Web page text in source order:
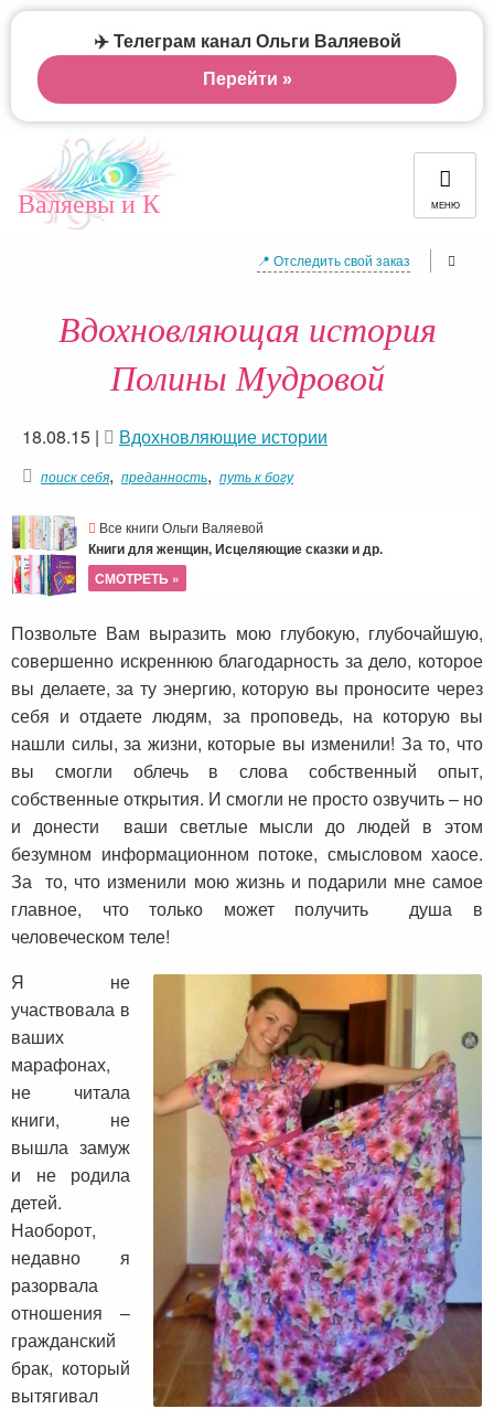
Валяевы и К МЕНЮ
📍 Отследить свой заказ
Вдохновляющая история
Полины Мудровой
18.08.15 | Вдохновляющие истории
поиск себя, преданность, путь к богу
Все книги Ольги Валяевой
Книги для женщин, Исцеляющие сказки и др.
СМОТРЕТЬ »
Позвольте Вам выразить мою глубокую, глубочайшую,
совершенно искреннюю благодарность за дело, которое
вы делаете, за ту энергию, которую вы проносите через
себя и отдаете людям, за проповедь, на которую вы
нашли силы, за жизни, которые вы изменили! За то, что
вы смогли облечь в слова собственный опыт,
собственные открытия. И смогли не просто озвучить – но
и донести ваши светлые мысли до людей в этом
безумном информационном потоке, смысловом хаосе.
За то, что изменили мою жизнь и подарили мне самое
главное, что только может получить душа в
человеческом теле!
Я не
участвовала в
ваших
марафонах,
не читала
книги, не
вышла замуж
и не родила
детей.
Наоборот,
недавно я
разорвала
отношения –
гражданский
брак, который
вытягивал
✈️ Телеграм канал Ольги Валяевой
Перейти »